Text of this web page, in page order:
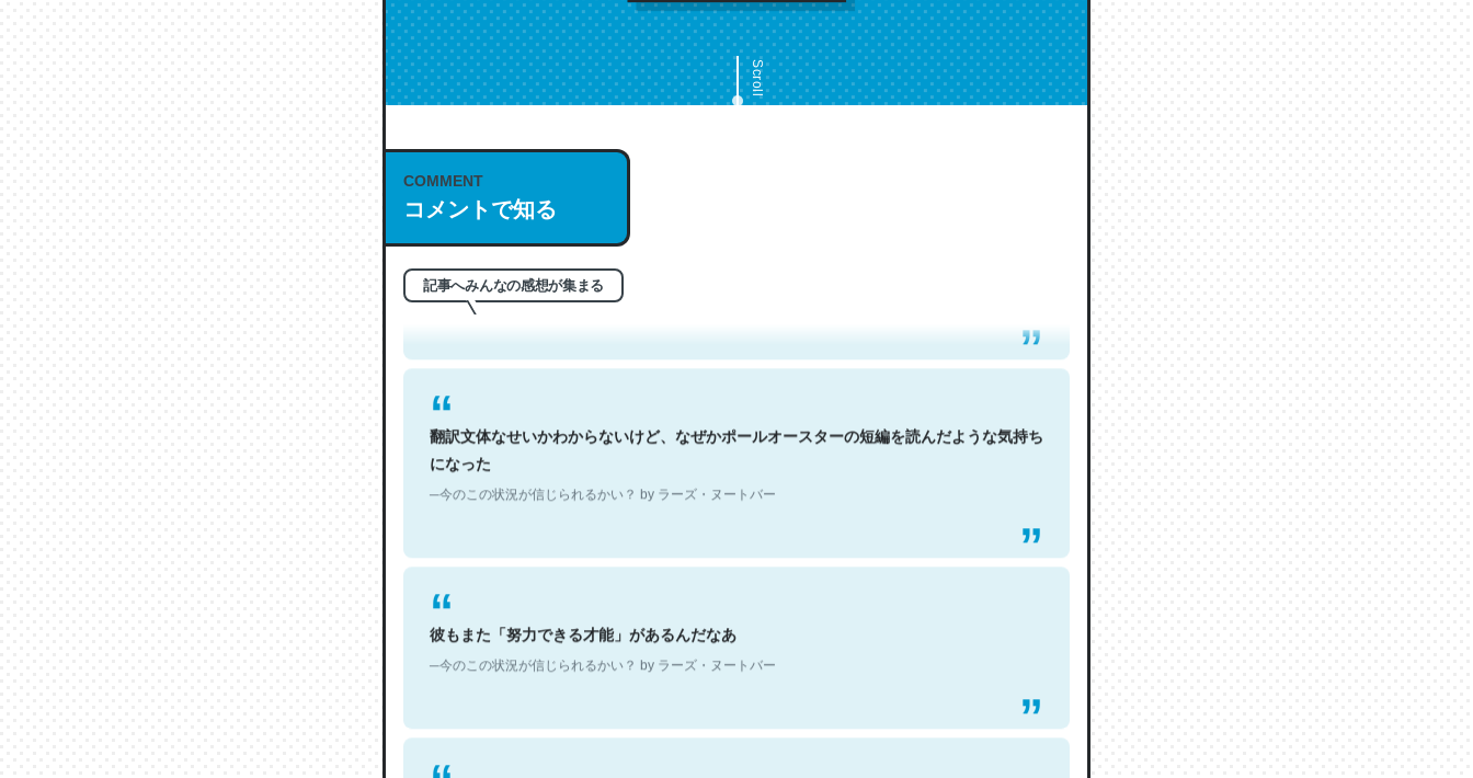
Scroll
COMMENT
コメントで知る
記事へみんなの感想が集まる
これは名文。彼はとてもクレバーなんだろうなと凄く思う。英語少しでも読める人は原文
もお勧め。自分はこの流れ好き。Let’s Fucking Go. Then Covid hit. Shit.
─今のこの状況が信じられるかい？ by ラーズ・ヌートバー
翻訳文体なせいかわからないけど、なぜかポールオースターの短編を読んだような気持ち
になった
─今のこの状況が信じられるかい？ by ラーズ・ヌートバー
彼もまた「努力できる才能」があるんだなあ
─今のこの状況が信じられるかい？ by ラーズ・ヌートバー